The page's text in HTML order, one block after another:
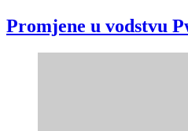
Promjene u vodstvu